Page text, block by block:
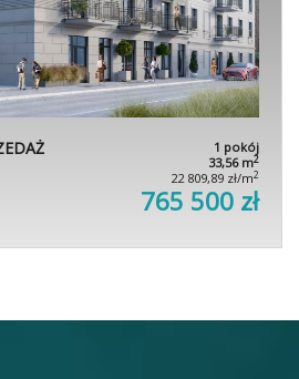
1 pokój
33,56 m2
22 809,89 zł/m2
765 500 zł